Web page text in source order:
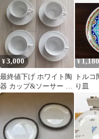
¥3,000
最終値下げ ホワイト陶
器 カップ&ソーサー 4
点 白磁 新品未使
用 ポーセラーツ
¥1,180
トル
り皿